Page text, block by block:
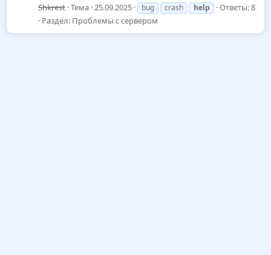
Shkrest Тема 25.09.2025 bug crash help
Ответы: 8
Раздел: Проблемы с сервером